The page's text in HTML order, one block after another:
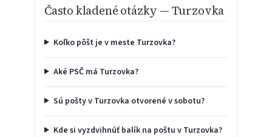
Často kladené otázky — Turzovka
Koľko pôšt je v meste Turzovka?
Aké PSČ má Turzovka?
Sú pošty v Turzovka otvorené v sobotu?
Kde si vyzdvihnúť balík na poštu v Turzovka?